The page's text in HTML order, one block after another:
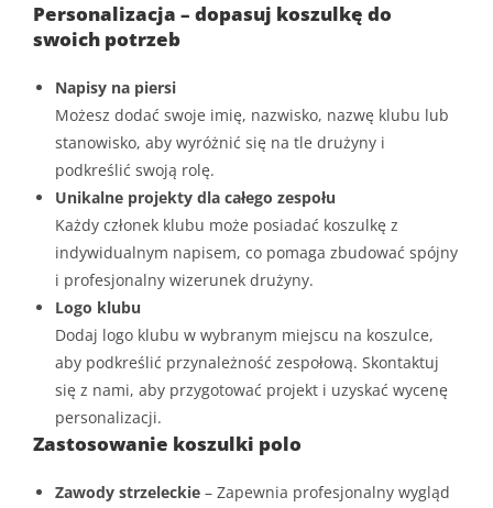
Personalizacja – dopasuj koszulkę do
swoich potrzeb
Napisy na piersi
Możesz dodać swoje imię, nazwisko, nazwę klubu lub
stanowisko, aby wyróżnić się na tle drużyny i
podkreślić swoją rolę.
Unikalne projekty dla całego zespołu
Każdy członek klubu może posiadać koszulkę z
indywidualnym napisem, co pomaga zbudować spójny
i profesjonalny wizerunek drużyny.
Logo klubu
Dodaj logo klubu w wybranym miejscu na koszulce,
aby podkreślić przynależność zespołową. Skontaktuj
się z nami, aby przygotować projekt i uzyskać wycenę
personalizacji.
Zastosowanie koszulki polo
Zawody strzeleckie – Zapewnia profesjonalny wygląd